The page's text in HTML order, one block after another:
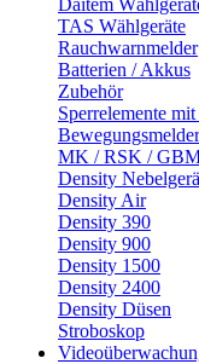
TAS Wählgeräte
Rauchwarnmelder
Batterien / Akkus
Zubehör
Sperrelemente
Bewegungsmelder
MK / RSK / GBM
Density
Density Air
Density 390
Density 900
Density 1500
Density 2400
Density Düsen
Stroboskop